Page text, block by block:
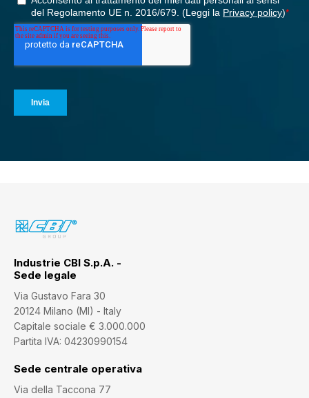
Industrie CBI S.p.A. -
Sede legale
Via Gustavo Fara 30
20124 Milano (MI) - Italy
Capitale sociale € 3.000.000
Partita IVA: 04230990154
Sede centrale operativa
Via della Taccona 77